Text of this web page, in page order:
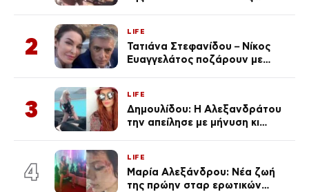
2
LIFE
Τατιάνα Στεφανίδου – Νίκος
Ευαγγελάτος ποζάρουν με
3
LIFE
Δημουλίδου: Η Αλεξανδράτου
την απείλησε με μήνυση κι
ποια είσαι σοκαρίστικα»
4
LIFE
Μαρία Αλεξάνδρου: Νέα ζωή
της πρώην σταρ ερωτικών